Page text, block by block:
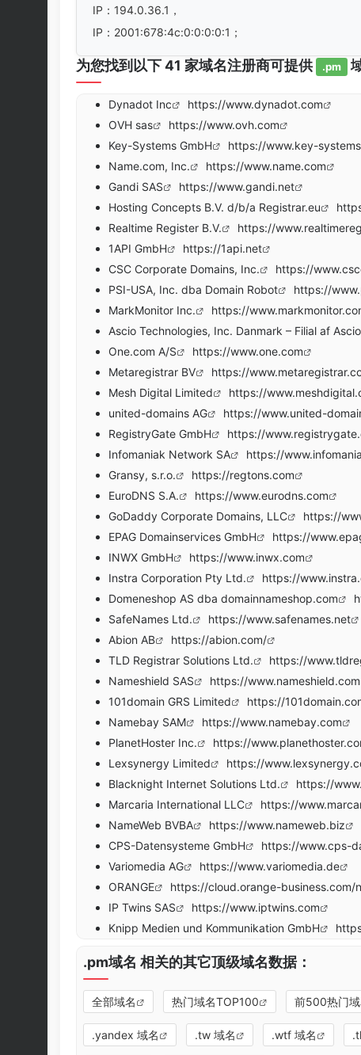
IP：194.0.36.1，
IP：2001:678:4c:0:0:0:0:1；
为您找到以下 41 家域名注册商可提供 .pm
Dynadot Inc
https://www.dynadot.com
OVH sas
https://www.ovh.com
Key-Systems GmbH
https://www.key-
Name.com, Inc.
https://www.name.com
Gandi SAS
https://www.gandi.net
Hosting Concepts B.V. d/b/a Registrar.eu
Realtime Register B.V.
https://
1API GmbH
https://1api.net
CSC Corporate Domains, Inc.
https://
PSI-USA, Inc. dba Domain Robot
https://
MarkMonitor Inc.
https://
Ascio Technologies, Inc. Danmark – Filial af
One.com A/S
https://www.one.com
Metaregistrar BV
https://
Mesh Digital Limited
https://
united-domains AG
https://www.united-
RegistryGate GmbH
https://
Infomaniak Network SA
https://
Gransy, s.r.o.
https://regtons.com
EuroDNS S.A.
https://www.eurodns.com
GoDaddy Corporate Domains, LLC
https://
EPAG Domainservices GmbH
https://
INWX GmbH
https://www.inwx.com
Instra Corporation Pty Ltd.
https://
Domeneshop AS dba domainnameshop.com
SafeNames Ltd.
https://www.safenames.net
Abion AB
https://abion.com/
TLD Registrar Solutions Ltd.
https://
Nameshield SAS
https://www.nameshield.com
101domain GRS Limited
https://
Namebay SAM
https://www.namebay.com
PlanetHoster Inc.
https://
Lexsynergy Limited
https://
Blacknight Internet Solutions Ltd.
https://
Marcaria International LLC
https://
NameWeb BVBA
https://www.nameweb.biz
CPS-Datensysteme GmbH
https://www.cps-
Variomedia AG
https://www.variomedia.de
ORANGE
https://cloud.orange-business.com/
IP Twins SAS
https://www.iptwins.com
Knipp Medien und Kommunikation GmbH
.pm域名 相关的其它顶级域名数据：
全部域名 热门域名TOP100 前500热门域
.yandex 域名 .tw 域名 .wtf 域名